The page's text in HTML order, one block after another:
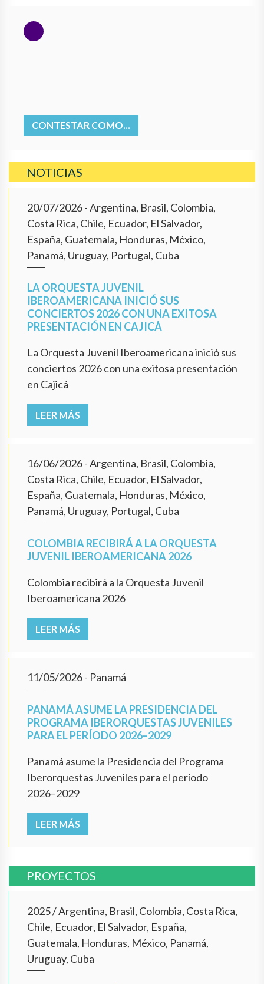
CONTESTAR COMO...
NOTICIAS
20/07/2026- Argentina, Brasil, Colombia,
Costa Rica, Chile, Ecuador, El Salvador,
España, Guatemala, Honduras, México,
Panamá, Uruguay, Portugal, Cuba
LA ORQUESTA JUVENIL
IBEROAMERICANA INICIÓ SUS
CONCIERTOS 2026 CON UNA EXITOSA
PRESENTACIÓN EN CAJICÁ
La Orquesta Juvenil Iberoamericana inició sus
conciertos 2026 con una exitosa presentación
en Cajicá
LEER MÁS
16/06/2026- Argentina, Brasil, Colombia,
Costa Rica, Chile, Ecuador, El Salvador,
España, Guatemala, Honduras, México,
Panamá, Uruguay, Portugal, Cuba
COLOMBIA RECIBIRÁ A LA ORQUESTA
JUVENIL IBEROAMERICANA 2026
Colombia recibirá a la Orquesta Juvenil
Iberoamericana 2026
LEER MÁS
11/05/2026- Panamá
PANAMÁ ASUME LA PRESIDENCIA DEL
PROGRAMA IBERORQUESTAS JUVENILES
PARA EL PERÍODO 2026–2029
Panamá asume la Presidencia del Programa
Iberorquestas Juveniles para el período
2026–2029
LEER MÁS
PROYECTOS
2025/Argentina, Brasil, Colombia, Costa Rica,
Chile, Ecuador, El Salvador, España,
Guatemala, Honduras, México, Panamá,
Uruguay, Cuba